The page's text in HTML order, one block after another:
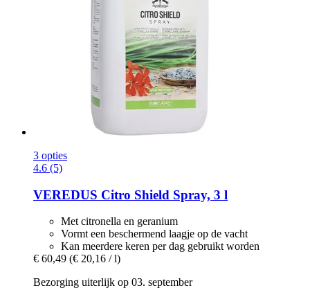
3 opties
4.6 (5)
VEREDUS Citro Shield Spray, 3 l
Met citronella en geranium
Vormt een beschermend laagje op de vacht
Kan meerdere keren per dag gebruikt worden
€ 60,49 (€ 20,16 / l)
Bezorging uiterlijk op 03. september